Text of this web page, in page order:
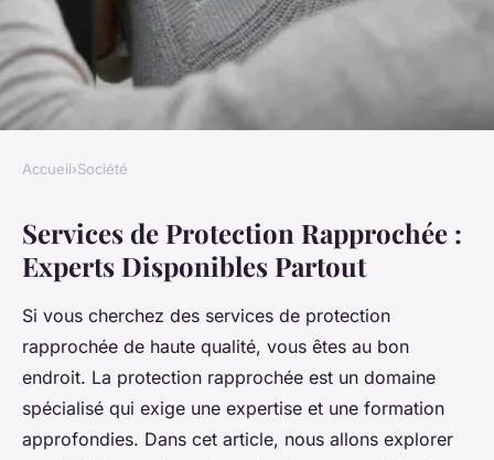
Services de protection
rapprochée : experts
disponibles partout
Nathan • 4 février 2025• 5 min de lecture
Accueil›Société
Services de Protection Rapprochée :
Experts Disponibles Partout
Si vous cherchez des services de protection
rapprochée de haute qualité, vous êtes au bon
endroit. La protection rapprochée est un domaine
spécialisé qui exige une expertise et une formation
approfondies. Dans cet article, nous allons explorer